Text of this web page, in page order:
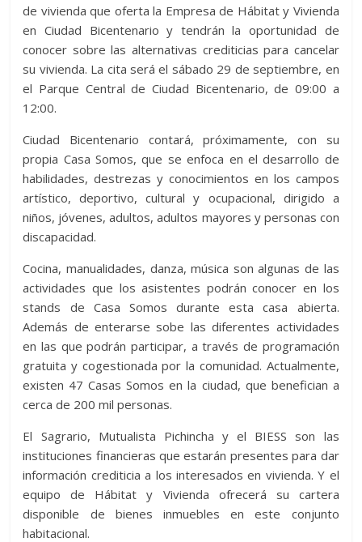
de vivienda que oferta la Empresa de Hábitat y Vivienda
en Ciudad Bicentenario y tendrán la oportunidad de
conocer sobre las alternativas crediticias para cancelar
su vivienda. La cita será el sábado 29 de septiembre, en
el Parque Central de Ciudad Bicentenario, de 09:00 a
12:00.
Ciudad Bicentenario contará, próximamente, con su
propia Casa Somos, que se enfoca en el desarrollo de
habilidades, destrezas y conocimientos en los campos
artístico, deportivo, cultural y ocupacional, dirigido a
niños, jóvenes, adultos, adultos mayores y personas con
discapacidad.
Cocina, manualidades, danza, música son algunas de las
actividades que los asistentes podrán conocer en los
stands de Casa Somos durante esta casa abierta.
Además de enterarse sobe las diferentes actividades
en las que podrán participar, a través de programación
gratuita y cogestionada por la comunidad. Actualmente,
existen 47 Casas Somos en la ciudad, que benefician a
cerca de 200 mil personas.
El Sagrario, Mutualista Pichincha y el BIESS son las
instituciones financieras que estarán presentes para dar
información crediticia a los interesados en vivienda. Y el
equipo de Hábitat y Vivienda ofrecerá su cartera
disponible de bienes inmuebles en este conjunto
habitacional.